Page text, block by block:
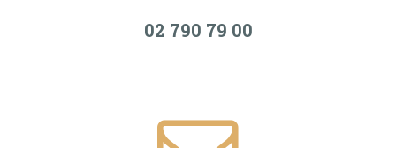
02 790 79 00